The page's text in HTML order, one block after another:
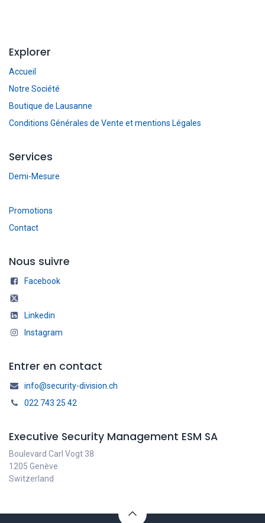
Explorer
Accueil
Notre Société
Boutique de Lausanne
Conditions Générales de Vente et mentions Légales
Services
Demi-Mesure
Promotions
Contact
Nous suivre
Facebook
Linkedin
Instagram
Entrer en contact
info@security-division.ch
022 743 25 42
Executive Security Management ESM SA
Boulevard Carl Vogt 38
1205 Genève
Switzerland